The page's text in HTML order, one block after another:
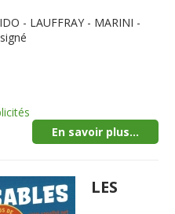
- LAUFFRAY - MARINI -
En savoir plus...
LES